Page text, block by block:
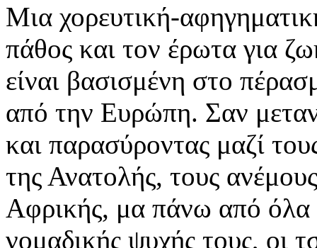
Μια χορευτική-
πάθος και τον έρωτα για
είναι βασισμένη στο
από την Ευρώπη. Σαν
και παρασύροντας μαζί
της Ανατολής, τους
Αφρικής, μα πάνω από όλα
νομαδικής ψυχής τους, οι